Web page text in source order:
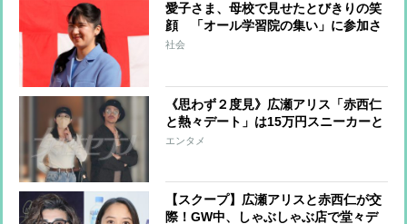
愛子さま、母校で見せたとびきりの笑
顔 「オール学習院の集い」に参加さ
れ、ご友人と談笑 盲導犬がコートに
社会
《思わず２度見》広瀬アリス「赤西仁
と熱々デート」は15万円スニーカーと
イカゲームな韓国ファッション
エンタメ
【スクープ】広瀬アリスと赤西仁が交
際！GW中、しゃぶしゃぶ店で堂々デ